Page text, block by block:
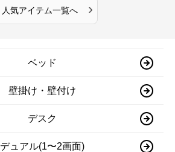
人気アイテム一覧へ ›
ベッド
壁掛け・壁付け
デスク
デュアル(1〜2画面)